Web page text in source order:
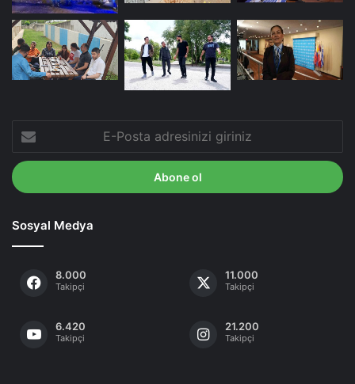
E-
Posta
adresinizi
giriniz
Sosyal Medya
8.000
Takipçi
11.000
Takipçi
6.420
Takipçi
21.200
Takipçi